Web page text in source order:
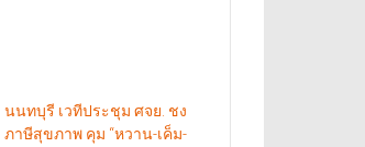
นนทบุรี เวทีประชุม ศจย. ชง
ภาษีสุขภาพ คุม “หวาน-เค็ม-